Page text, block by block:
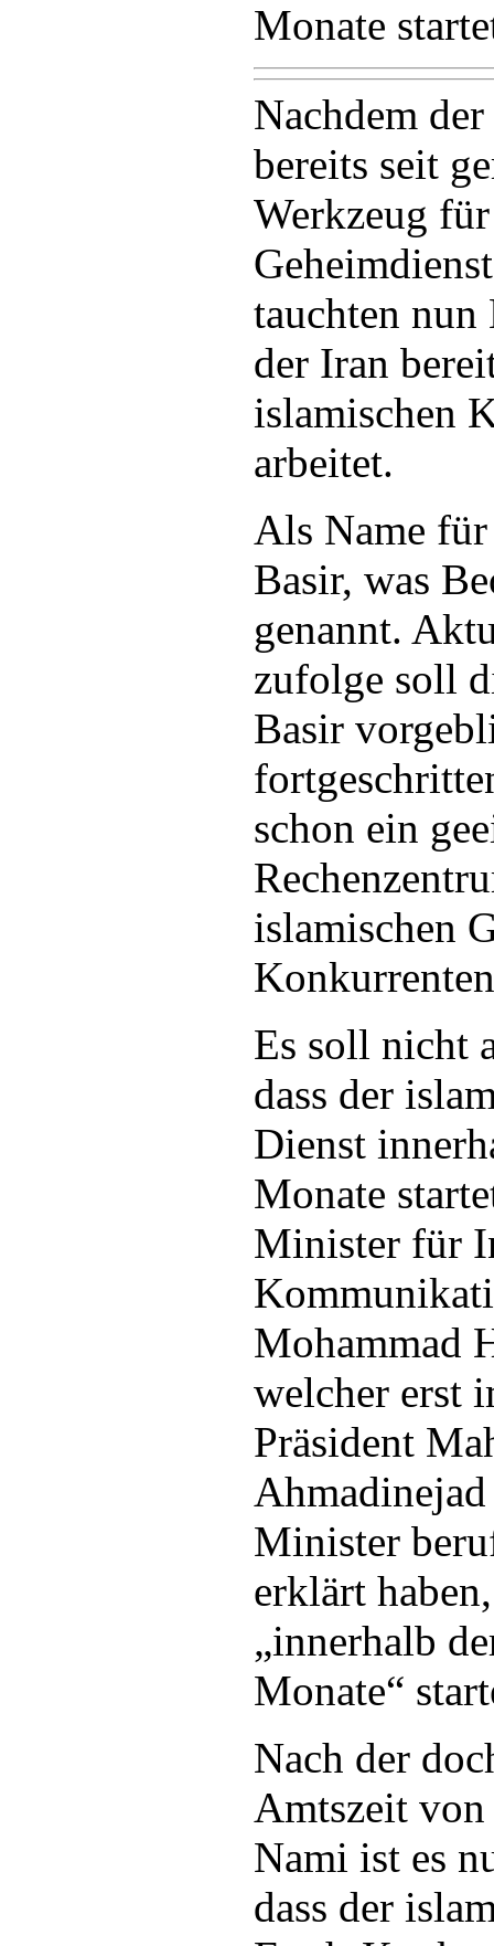
Monate
Nachdem
bereits seit
Werkzeug
tauchten nun
der Iran
islamischen
arbeitet.
Als Name
Basir, was
genannt.
zufolge soll
Basir
schon ein
islamischen
Es soll nicht
dass der
Dienst
Monate
Minister für
Mohammad
welcher erst
Präsident
Minister
erklärt
„innerhalb
Monate“
Nach der
Amtszeit von
Nami ist es
dass der